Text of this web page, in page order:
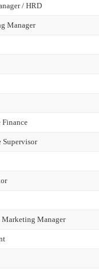
/ HRD
Manager
Finance
Marketing Manager